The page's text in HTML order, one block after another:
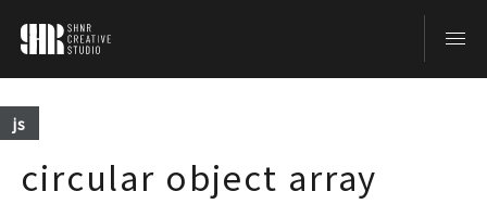
TOP
BLOG
js
circular object array